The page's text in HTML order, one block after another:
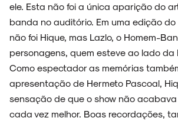
SOBRE
ele. Esta não foi a única aparição do
banda no auditório. Em uma edição do
não foi Hique, mas Lazlo, o Homem-
personagens, quem esteve ao lado
Como espectador as memórias
apresentação de Hermeto Pascoal,
sensação de que o show não
cada vez melhor. Boas recordações,